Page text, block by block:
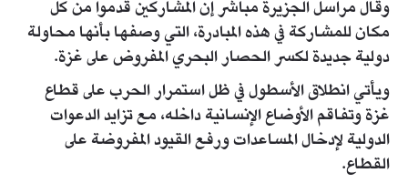
وقال مراسل الجزيرة مباشر إن المشاركين قدموا من كل
مكان للمشاركة في هذه المبادرة، التي وصفها بأنها محاولة
دولية جديدة لكسر الحصار البحري المفروض على غزة.
ويأتي انطلاق الأسطول في ظل استمرار الحرب على قطاع
غزة وتفاقم الأوضاع الإنسانية داخله، مع تزايد الدعوات
الدولية لإدخال المساعدات ورفع القيود المفروضة على
القطاع.